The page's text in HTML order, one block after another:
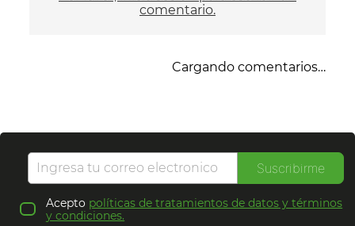
comentario.
Cargando comentarios…
Suscribirme
Acepto políticas de tratamientos de datos y términos
y condiciones.